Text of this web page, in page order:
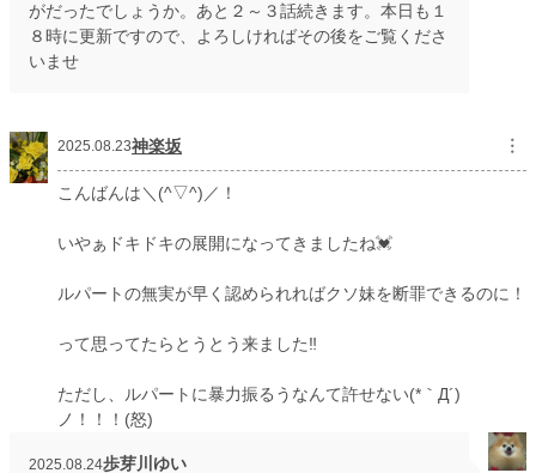
がだったでしょうか。あと２～３話続きます。本日も１
８時に更新ですので、よろしければその後をご覧くださ
いませ
2025.08.23神楽坂 ︙
こんばんは＼(^▽^)／！
いやぁドキドキの展開になってきましたね💓
ルパートの無実が早く認められればクソ妹を断罪できるのに！
って思ってたらとうとう来ました‼️
ただし、ルパートに暴力振るうなんて許せない(*｀Д´)
ノ！！！(怒)
2025.08.24歩芽川ゆい